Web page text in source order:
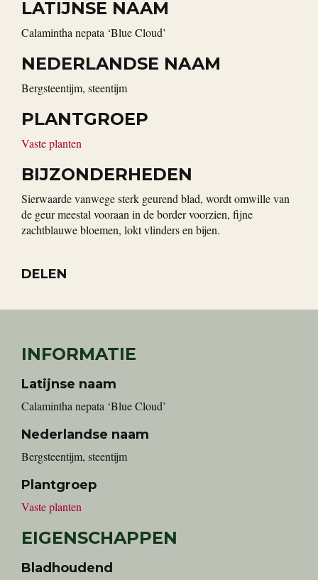
LATIJNSE NAAM
Calamintha nepata ‘Blue Cloud’
NEDERLANDSE NAAM
Bergsteentijm, steentijm
PLANTGROEP
Vaste planten
BIJZONDERHEDEN
Sierwaarde vanwege sterk geurend blad, wordt omwille van
de geur meestal vooraan in de border voorzien, fijne
zachtblauwe bloemen, lokt vlinders en bijen.
DELEN
INFORMATIE
Latijnse naam
Calamintha nepata ‘Blue Cloud’
Nederlandse naam
Bergsteentijm, steentijm
Plantgroep
Vaste planten
EIGENSCHAPPEN
Bladhoudend